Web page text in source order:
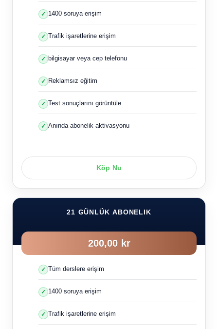
1400 soruya erişim
Trafik işaretlerine erişim
bilgisayar veya cep telefonu
Reklamsız eğitim
Test sonuçlarını görüntüle
Anında abonelik aktivasyonu
Köp Nu
21 GÜNLÜK ABONELIK
200,00 kr
Tüm derslere erişim
1400 soruya erişim
Trafik işaretlerine erişim